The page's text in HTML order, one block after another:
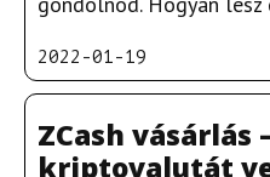
2022-01-19
ZCash vásárlás
kriptovalutát